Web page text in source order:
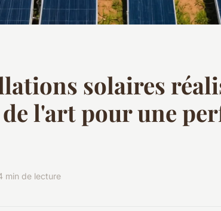
solaires
l'art pour une
min de lecture